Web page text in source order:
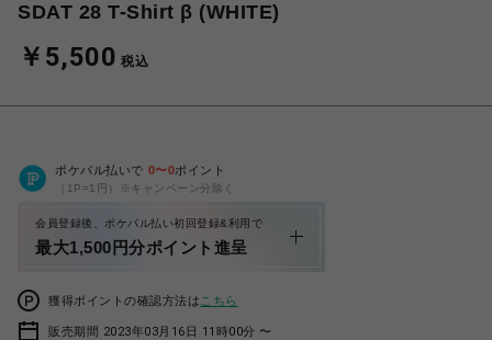
SDAT 28 T-Shirt β (WHITE)
￥5,500 税込
ポケパル払いで 0〜0ポイント
（1P=1円）※キャンペーン分除く
会員登録後、ポケパル払い初回登録&利用で
最大1,500円分ポイント進呈
獲得ポイントの確認方法は こちら
販売期間 2023年03月16日 11時00分 〜